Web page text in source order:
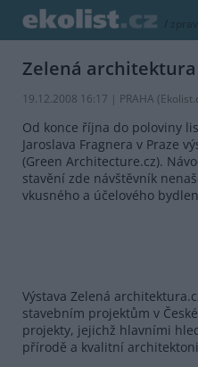
/
Zelená
19.12.2008 16:17 | PRAHA (
Od konce října do poloviny
Jaroslava Fragnera v Praze
(Green Architecture.cz).
stavění zde návštěvník
vkusného a účelového
Výstava Zelená
stavebním projektům v
projekty, jejichž hlavními
přírodě a kvalitní